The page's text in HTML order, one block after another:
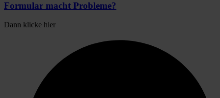
Formular macht Probleme?
Dann klicke hier